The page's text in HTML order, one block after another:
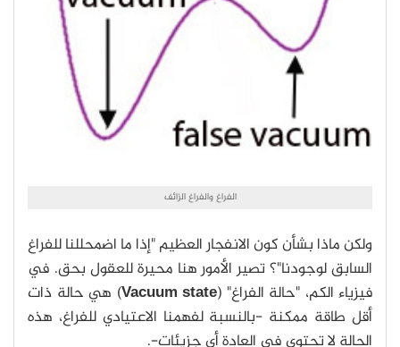
الفراغ والفراغ الزائف
ولكن ماذا بشأن كون الانفجار العظيم "إذا ما اضمحللنا للفراغ
السابق لوجودنا"؟ تصير الأمور هنا محيرة للعقول بحق. في
فيزياء الكم، "حالة الفراغ" (Vacuum state) هي حالة ذات
أقل طاقة ممكنة -بالنسبة لفهمنا الاعتيادي للفراغ، هذه
الحالة لا تحتوي في العادة أي جزيئات-.